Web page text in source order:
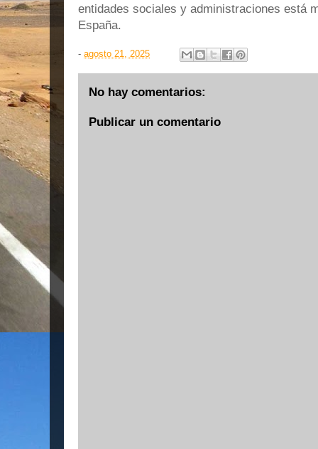
entidades sociales y administraciones está
España.
- agosto 21, 2025
No hay comentarios:
Publicar un comentario